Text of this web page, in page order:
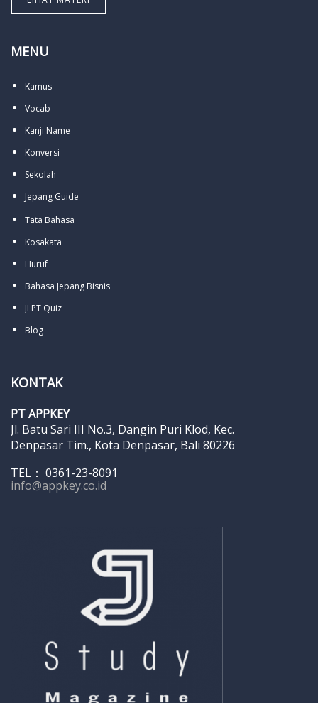
MENU
Kamus
Vocab
Kanji Name
Konversi
Sekolah
Jepang Guide
Tata Bahasa
Kosakata
Huruf
Bahasa Jepang Bisnis
JLPT Quiz
Blog
KONTAK
PT APPKEY
Jl. Batu Sari III No.3, Dangin Puri Klod, Kec.
Denpasar Tim., Kota Denpasar, Bali 80226
TEL： 0361-23-8091
info@appkey.co.id